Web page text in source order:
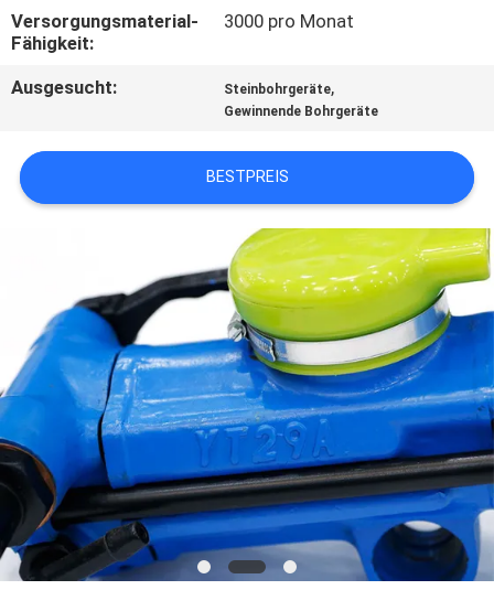
VERBINDUNG
FORDERN
ZITAT
PRIVACY
POLICY
Versorgungsmaterial-
Fähigkeit:
3000 pro Monat
Ausgesucht: Steinbohrgeräte,
Gewinnende Bohrgeräte
BESTPREIS